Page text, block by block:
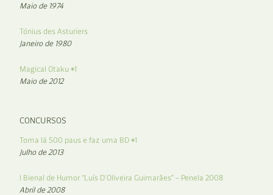
Maio de 1974
Tónius des Asturiers
Janeiro de 1980
Magical Otaku #1
Maio de 2012
CONCURSOS
Toma lá 500 paus e faz uma BD #1
Julho de 2013
I Bienal de Humor “Luís D’Oliveira Guimarães” – Penela 2008
Abril de 2008